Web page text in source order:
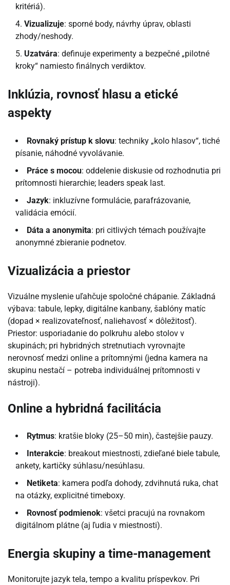
kritériá).
Vizualizuje: sporné body, návrhy úprav, oblasti
zhody/neshody.
Uzatvára: definuje experimenty a bezpečné „pilotné
kroky“ namiesto finálnych verdiktov.
Inklúzia, rovnosť hlasu a etické
aspekty
Rovnaký prístup k slovu: techniky „kolo hlasov“, tiché
písanie, náhodné vyvolávanie.
Práce s mocou: oddelenie diskusie od rozhodnutia pri
prítomnosti hierarchie; leaders speak last.
Jazyk: inkluzívne formulácie, parafrázovanie,
validácia emócií.
Dáta a anonymita: pri citlivých témach používajte
anonymné zbieranie podnetov.
Vizualizácia a priestor
Vizuálne myslenie uľahčuje spoločné chápanie. Základná
výbava: tabule, lepky, digitálne kanbany, šablóny matíc
(dopad × realizovateľnosť, naliehavosť × dôležitosť).
Priestor: usporiadanie do polkruhu alebo stolov v
skupinách; pri hybridných stretnutiach vyrovnajte
nerovnosť medzi online a prítomnými (jedna kamera na
skupinu nestačí – potreba individuálnej prítomnosti v
nástroji).
Online a hybridná facilitácia
Rytmus: kratšie bloky (25–50 min), častejšie pauzy.
Interakcie: breakout miestnosti, zdieľané biele tabule,
ankety, kartičky súhlasu/nesúhlasu.
Netiketa: kamera podľa dohody, zdvihnutá ruka, chat
na otázky, explicitné timeboxy.
Rovnosť podmienok: všetci pracujú na rovnakom
digitálnom plátne (aj ľudia v miestnosti).
Energia skupiny a time-management
Monitorujte jazyk tela, tempo a kvalitu príspevkov. Pri